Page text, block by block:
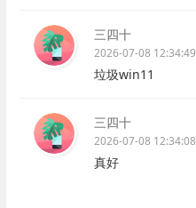
三四十
2026-07-08 12:34:49
垃圾win11
三四十
2026-07-08 12:34:08
真好